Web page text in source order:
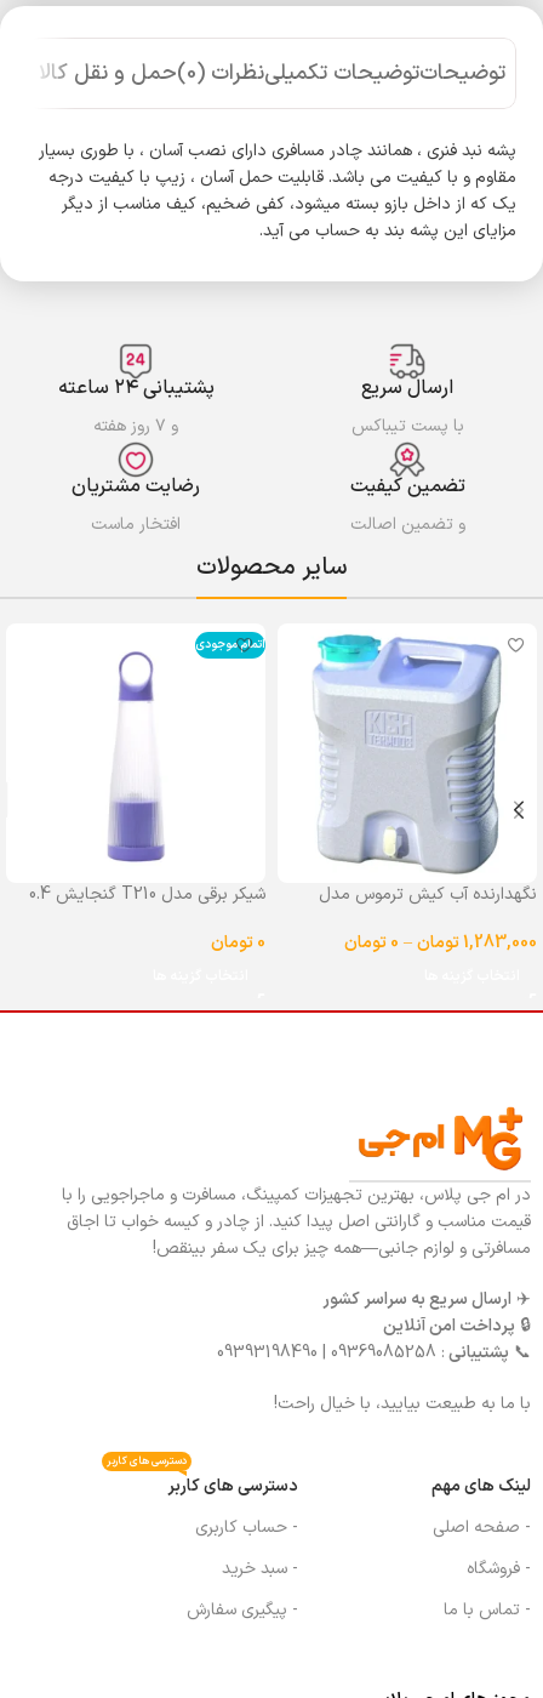
توضیحاتتوضیحات تکمیلینظرات (0) حمل و نقل کالا
پشه نبد فنری ، همانند چادر مسافری دارای نصب آسان ، با طوری بسیار
مقاوم و با کیفیت می باشد. قابلیت حمل آسان ، زیپ با کیفیت درجه
یک که از داخل بازو بسته میشود، کفی ضخیم، کیف مناسب از دیگر
مزایای این پشه بند به حساب می آید.
ارسال سریع
با پست تیباکس
پشتیبانی ۲۴ ساعته
و ۷ روز هفته
تضمین کیفیت
و تضمین اصالت
رضایت مشتریان
افتخار ماست
سایر محصولات
نگهدارنده آب کیش ترموس مدل
1,283,000تومان–
0تومان
اتمام موجودی
شیکر برقی مدل T210 گنجایش 0.4
0تومان
در ام جی پلاس، بهترین تجهیزات کمپینگ، مسافرت و ماجراجویی را با
قیمت مناسب و گارانتی اصل پیدا کنید. از چادر و کیسه خواب تا اجاق
مسافرتی و لوازم جانبی—همه چیز برای یک سفر بینقص!
✈️ ارسال سریع به سراسر کشور
🔒 پرداخت امن آنلاین
📞 پشتیبانی: 09369085258 | 09393198490
با ما به طبیعت بیایید، با خیال راحت!
لینک های مهم
- صفحه اصلی
- فروشگاه
- تماس با ما
دسترسی های کاربر
دسترسی های کاربر
- حساب کاربری
- سبد خرید
- پیگیری سفارش